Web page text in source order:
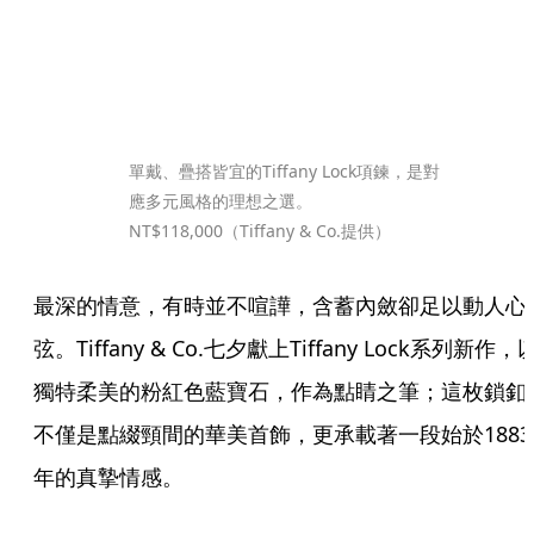
單戴、疊搭皆宜的Tiffany Lock項鍊，是對
應多元風格的理想之選。
NT$118,000（Tiffany & Co.提供）
最深的情意，有時並不喧譁，含蓄內斂卻足以動人心
弦。Tiffany & Co.七夕獻上Tiffany Lock系列新作，
獨特柔美的粉紅色藍寶石，作為點睛之筆；這枚鎖釦
不僅是點綴頸間的華美首飾，更承載著一段始於1883
年的真摯情感。